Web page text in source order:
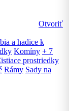
Otvoriť
a hadice k
Komíny + 7
prostriedky
Rámy Sady na